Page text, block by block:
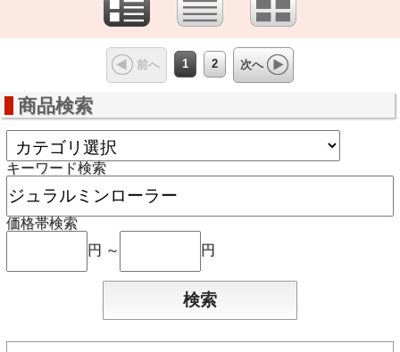
前へ 1 2 次へ
商品検索
キーワード検索
価格帯検索
円 ～
円